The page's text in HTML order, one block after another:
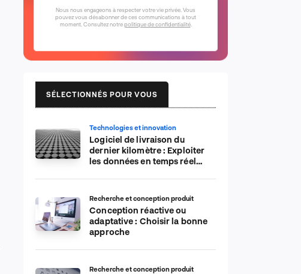
Nous nous engageons à respecter votre vie privée. Vous
pouvez vous désabonner de ces communications à tout
moment. Consultez notrepolitique de confidentialité.
SÉLECTIONNÉS POUR VOUS
Technologies et innovation
Logiciel de livraison du
dernier kilomètre : Exploiter
les données en temps réel
Recherche et conception produit
Conception réactive ou
adaptative : Choisir la bonne
approche
Recherche et conception produit